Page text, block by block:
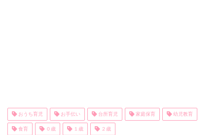
おうち育児 お手伝い 台所育児 家庭保育 幼児教育
食育 ０歳 １歳 ２歳